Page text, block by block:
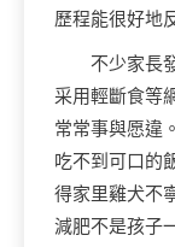
歷程能很好地
不少家長
采用輕斷食等
常常事與愿違
吃不到可口的
得家里雞犬不
減肥不是孩子